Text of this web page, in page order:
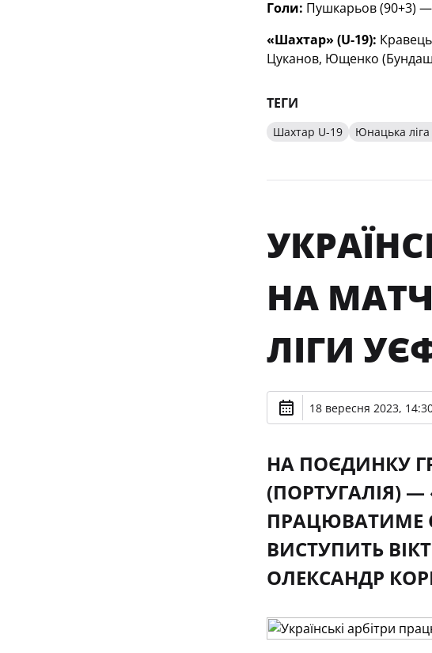
Голи: Пушкарьов (90+3)
«Шахтар» (U-19):
Цуканов, Ющенко
ТЕГИ
Шахтар U-19 Юнацька
НА
ЛІГИ
18 вересня 2023,
НА ПОЄДИНКУ
(ПОРТУГАЛІЯ) —
ПРАЦЮВАТИМЕ
ВИСТУПИТЬ
ОЛЕКСАНДР